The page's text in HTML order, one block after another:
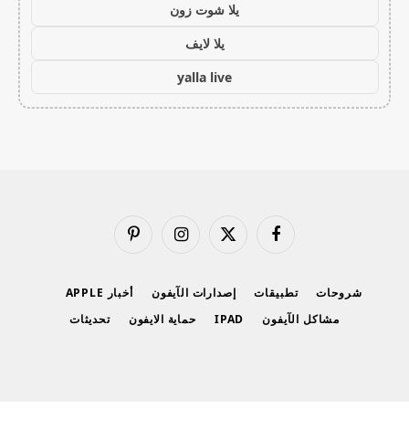
يلا شوت زون
يلا لايف
yalla live
فيسبوك
X
الانستغرامبينتيريست
شروحات تطبيقات إصدارات الآيفون
أخبار APPLE
مشاكل الآيفون
IPAD حماية الايفون تحديثات